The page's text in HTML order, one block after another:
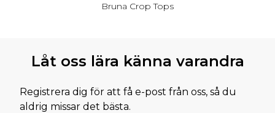
Bruna Crop Tops
Låt oss lära känna varandra
Registrera dig för att få e-post från oss, så du
aldrig missar det bästa.